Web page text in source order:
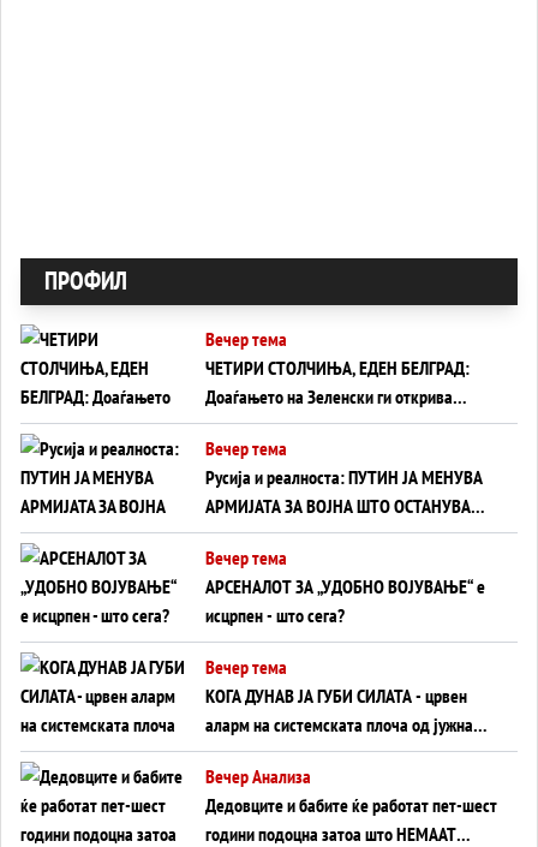
ПРОФИЛ
Вечер тема
ЧЕТИРИ СТОЛЧИЊА, ЕДЕН БЕЛГРАД:
Доаѓањето на Зеленски ги открива
тајните на политиката на балансирање
на Вучиќ
Вечер тема
Русија и реалноста: ПУТИН ЈА МЕНУВА
АРМИЈАТА ЗА ВОЈНА ШТО ОСТАНУВА
БЕЗ ФРОНТ
Вечер тема
АРСЕНАЛОТ ЗА „УДОБНО ВОЈУВАЊЕ“ е
исцрпен - што сега?
Вечер тема
КОГА ДУНАВ ЈА ГУБИ СИЛАТА - црвен
аларм на системската плоча од јужна
Германија до Црното Море...
Вечер Анализа
Дедовците и бабите ќе работат пет-шест
години подоцна затоа што НЕМААТ